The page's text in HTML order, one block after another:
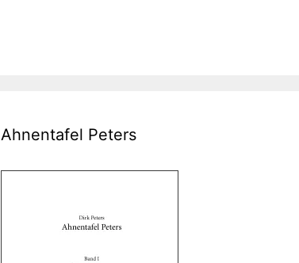
Ahnentafel Peters